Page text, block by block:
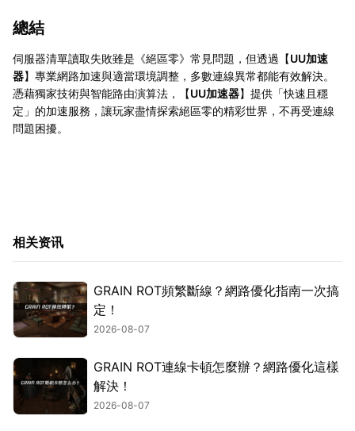
總結
伺服器清單讀取失敗雖是《絕區零》常見問題，但透過【UU加速
器】專業網路加速與適當環境調整，多數連線異常都能有效解決。
憑藉獨家技術與智能路由演算法，【UU加速器】提供「快速且穩
定」的加速服務，讓玩家盡情探索絕區零的精彩世界，不再受連線
問題困擾。
相关资讯
GRAIN ROT頻繁斷線？網路優化指南一次搞
定！
2026-08-07
GRAIN ROT連線卡頓怎麼辦？網路優化這樣
解決！
2026-08-07